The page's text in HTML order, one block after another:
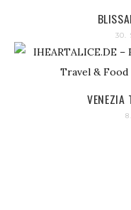
30.
VENEZIA